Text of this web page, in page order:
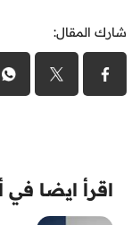
شارك المقال:
اقرأ ايضا في